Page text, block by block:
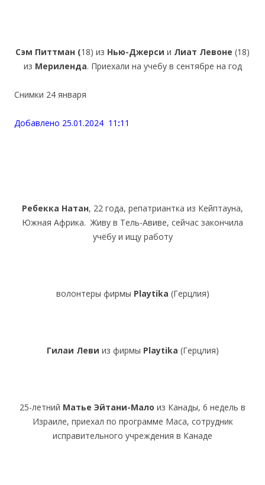
Сэм Питтман (18) из Нью-Джерси и Лиат Левоне (18)
из Мериленда. Приехали на учебу в сентябре на год
Снимки 24 января
Добавлено 25.01.2024 11 :11
Ребекка Натан, 22 года, репатриантка из Кейптауна,
Южная Африка. Живу в Тель-Авиве, сейчас закончила
учёбу и ищу работу
волонтеры фирмы Playtika (Герцлия)
Гилаи Леви из фирмы Playtika (Герцлия)
25-летний Матье Эйтани-Мало из Канады, 6 недель в
Израиле, приехал по программе Маса, сотрудник
исправительного учреждения в Канаде